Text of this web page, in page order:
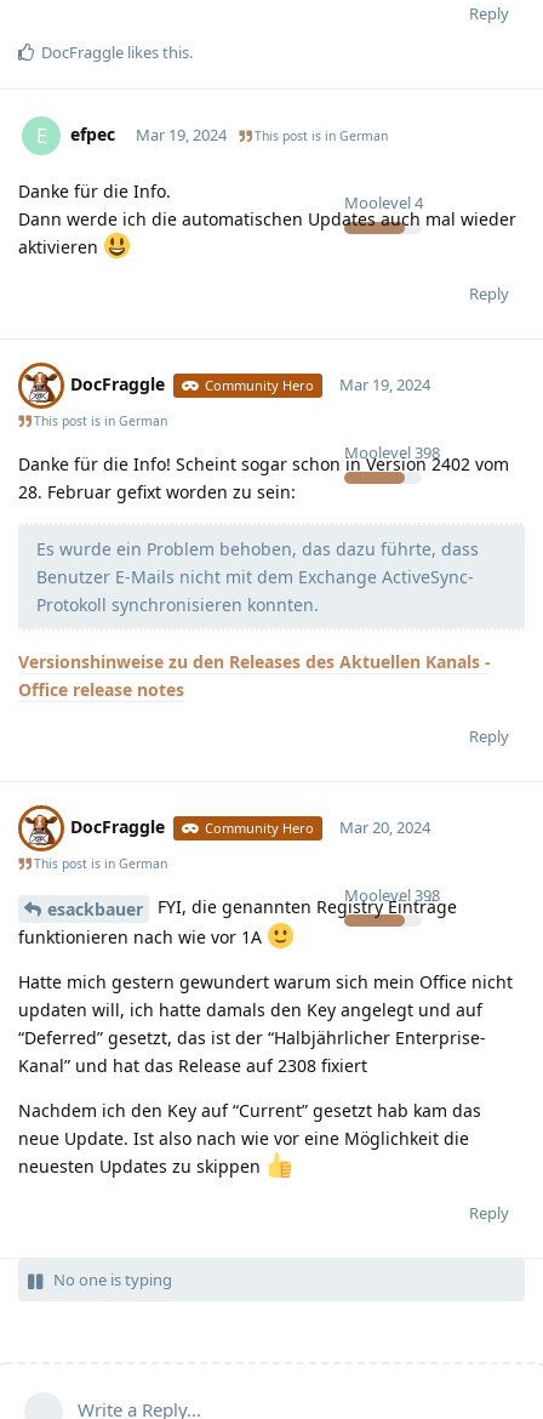
Reply
DocFraggle likes this.
E efpec
Moolevel4
Mar 19, 2024 This post is in German
Danke für die Info.
Dann werde ich die automatischen Updates auch mal wieder
aktivieren
Reply
DocFraggle Community Hero
Moolevel398
Mar 19, 2024
This post is in German
Danke für die Info! Scheint sogar schon in Version 2402 vom
28. Februar gefixt worden zu sein:
Es wurde ein Problem behoben, das dazu führte, dass
Benutzer E-Mails nicht mit dem Exchange ActiveSync-
Protokoll synchronisieren konnten.
Versionshinweise zu den Releases des Aktuellen Kanals -
Office release notes
Reply
DocFraggle Community Hero
Moolevel398
Mar 20, 2024
This post is in German
esackbauer
FYI, die genannten Registry Einträge
funktionieren nach wie vor 1A
Hatte mich gestern gewundert warum sich mein Office nicht
updaten will, ich hatte damals den Key angelegt und auf
“Deferred” gesetzt, das ist der “Halbjährlicher Enterprise-
Kanal” und hat das Release auf 2308 fixiert
Nachdem ich den Key auf “Current” gesetzt hab kam das
neue Update. Ist also nach wie vor eine Möglichkeit die
neuesten Updates zu skippen
Reply
No one is typing
Write a Reply...